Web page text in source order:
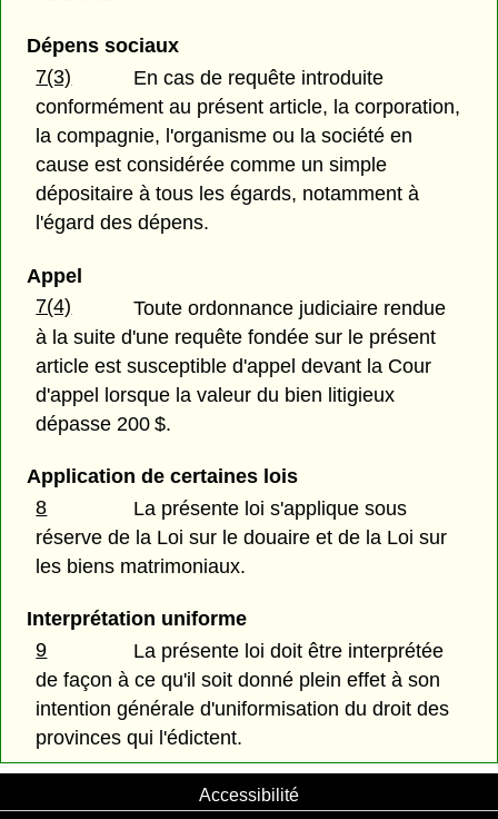
Dépens sociaux
7(3)
En cas de requête introduite
conformément au présent article, la corporation,
la compagnie, l'organisme ou la société en
cause est considérée comme un simple
dépositaire à tous les égards, notamment à
l'égard des dépens.
Appel
7(4)
Toute ordonnance judiciaire rendue
à la suite d'une requête fondée sur le présent
article est susceptible d'appel devant la Cour
d'appel lorsque la valeur du bien litigieux
dépasse 200 $.
Application de certaines lois
8
La présente loi s'applique sous
réserve de la Loi sur le douaire et de la Loi sur
les biens matrimoniaux.
Interprétation uniforme
9
La présente loi doit être interprétée
de façon à ce qu'il soit donné plein effet à son
intention générale d'uniformisation du droit des
provinces qui l'édictent.
Accessibilité